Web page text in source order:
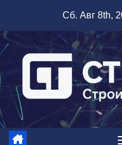
содержимому
Сб. Авг 8th,